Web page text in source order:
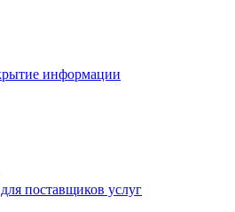
информации
поставщиков услуг